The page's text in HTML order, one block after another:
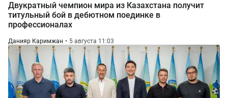
Двукратный чемпион мира из Казахстана получит
титульный бой в дебютном поединке в
профессионалах
Данияр Каримжан 5 августа 11:03